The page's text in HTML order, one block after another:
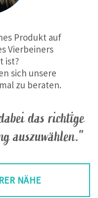
das richtige
auszuwählen."
Produkt auf
Vierbeiners
ist?
sich unsere
zu beraten.
NÄHE